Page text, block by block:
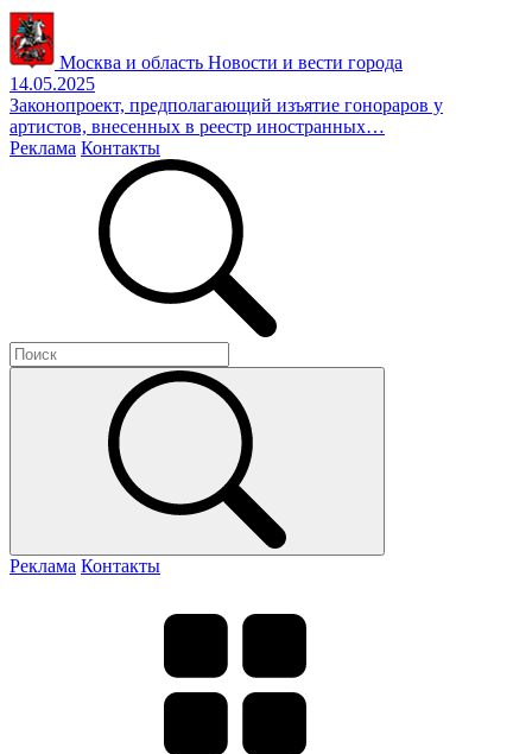
Москва и область Новости и вести города
14.05.2025
Законопроект, предполагающий изъятие гонораров у
артистов, внесенных в реестр иностранных…
Реклама Контакты
Реклама Контакты